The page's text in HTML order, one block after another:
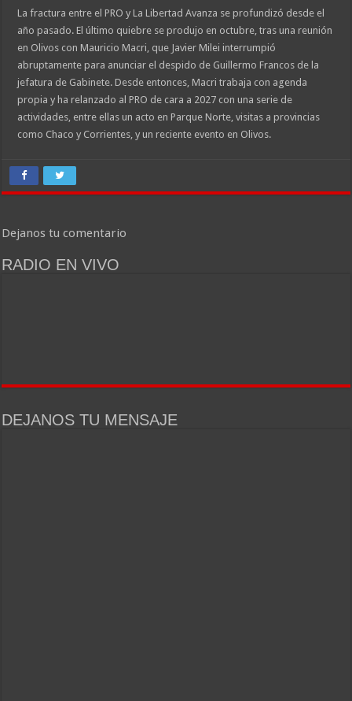
La fractura entre el PRO y La Libertad Avanza se profundizó desde el
año pasado. El último quiebre se produjo en octubre, tras una reunión
en Olivos con Mauricio Macri, que Javier Milei interrumpió
abruptamente para anunciar el despido de Guillermo Francos de la
jefatura de Gabinete. Desde entonces, Macri trabaja con agenda
propia y ha relanzado al PRO de cara a 2027 con una serie de
actividades, entre ellas un acto en Parque Norte, visitas a provincias
como Chaco y Corrientes, y un reciente evento en Olivos.
Dejanos tu comentario
RADIO EN VIVO
DEJANOS TU MENSAJE